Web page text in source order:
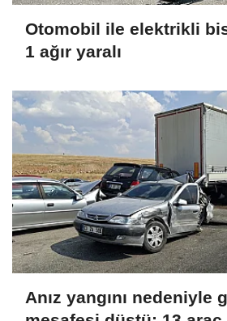
Otomobil ile elektrikli
1 ağır yaralı
Anız yangını nedeniyle